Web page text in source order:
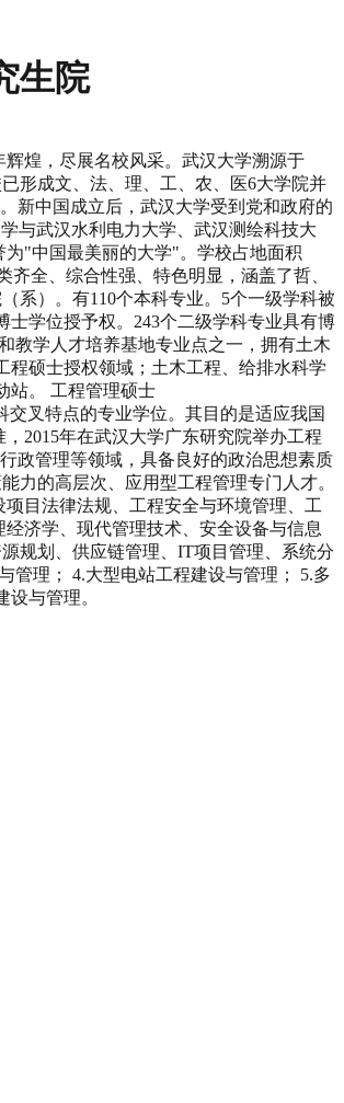
生院
煌，尽展名校风采。武汉大学溯源于
形成文、法、理、工、农、医6大学院并
新中国成立后，武汉大学受到党和政府的
与武汉水利电力大学、武汉测绘科技大
"中国最美丽的大学"。学校占地面积
全、综合性强、特色明显，涵盖了哲、
系）。有110个本科专业。5个一级学科被
学位授予权。243个二级学科专业具有博
教学人才培养基地专业点之一，拥有土木
程硕士授权领域；土木工程、给排水科学
站。 工程管理硕士
交叉特点的专业学位。其目的是适应我国
2015年在武汉大学广东研究院举办工程
政管理等领域，具备良好的政治思想素质
力的高层次、应用型工程管理专门人才。
目法律法规、工程安全与环境管理、工
济学、现代管理技术、安全设备与信息
规划、供应链管理、IT项目管理、系统分
管理； 4.大型电站工程建设与管理； 5.多
与管理。